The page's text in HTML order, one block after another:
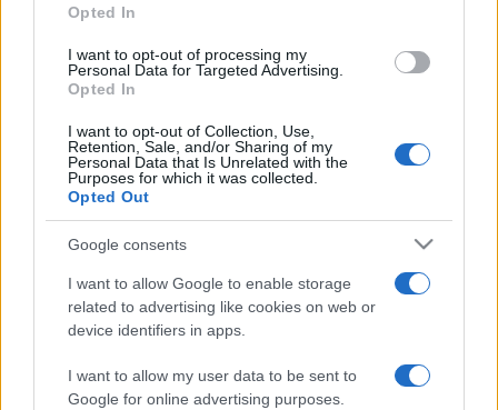
Opted In
I want to opt-out of processing my
Personal Data for Targeted Advertising.
Opted In
I want to opt-out of Collection, Use,
Retention, Sale, and/or Sharing of my
Personal Data that Is Unrelated with the
Purposes for which it was collected.
Opted Out
Google consents
I want to allow Google to enable storage
related to advertising like cookies on web or
device identifiers in apps.
I want to allow my user data to be sent to
Google for online advertising purposes.
Nella Larkin:Söptei Andrea
Dr. Jack Klee:Dunai Tamás
Dr. Gorman: Őze Áron
Dumber atya: Márton András